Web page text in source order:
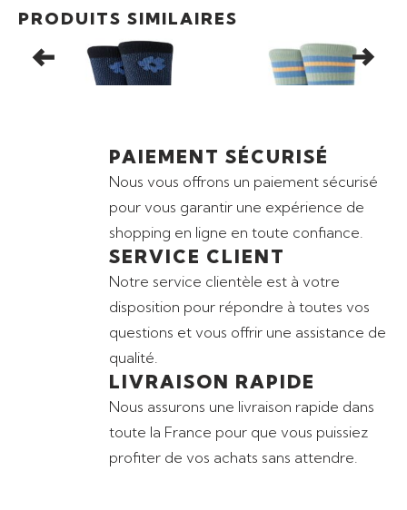
PRODUITS SIMILAIRES
14,99 €
CHAUSSETTES STANCE
DIGITAL DAISY CREW
CHAUSSETTES STANCE
BRETT CREW
PAIEMENT SÉCURISÉ
Nous vous offrons un paiement sécurisé
pour vous garantir une expérience de
shopping en ligne en toute confiance.
SERVICE CLIENT
Notre service clientèle est à votre
disposition pour répondre à toutes vos
questions et vous offrir une assistance de
qualité.
LIVRAISON RAPIDE
Nous assurons une livraison rapide dans
toute la France pour que vous puissiez
profiter de vos achats sans attendre.